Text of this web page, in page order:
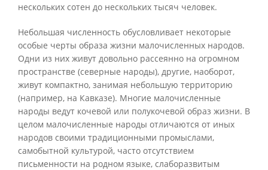
нескольких сотен до нескольких тысяч человек.
Небольшая численность обусловливает некоторые
особые черты образа жизни малочисленных народов.
Одни из них живут довольно рассеянно на огромном
пространстве (северные народы), другие, наоборот,
живут компактно, занимая небольшую территорию
(например, на Кавказе). Многие малочисленные
народы ведут кочевой или полукочевой образ жизни. В
целом малочисленные народы отличаются от иных
народов своими традиционными промыслами,
самобытной культурой, часто отсутствием
письменности на родном языке, слаборазвитым